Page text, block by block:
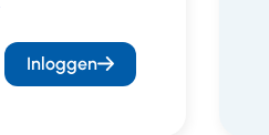
Inloggen